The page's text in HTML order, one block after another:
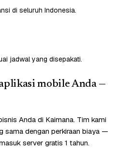
di seluruh Indonesia.
jadwal yang disepakati.
mobile Anda —
Anda di Kaimana. Tim kami
sama dengan perkiraan biaya —
server gratis 1 tahun.